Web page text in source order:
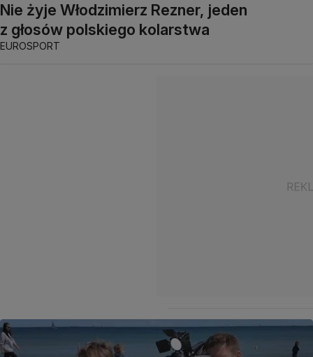
Nie żyje Włodzimierz Rezner, jeden
z głosów polskiego kolarstwa
EUROSPORT